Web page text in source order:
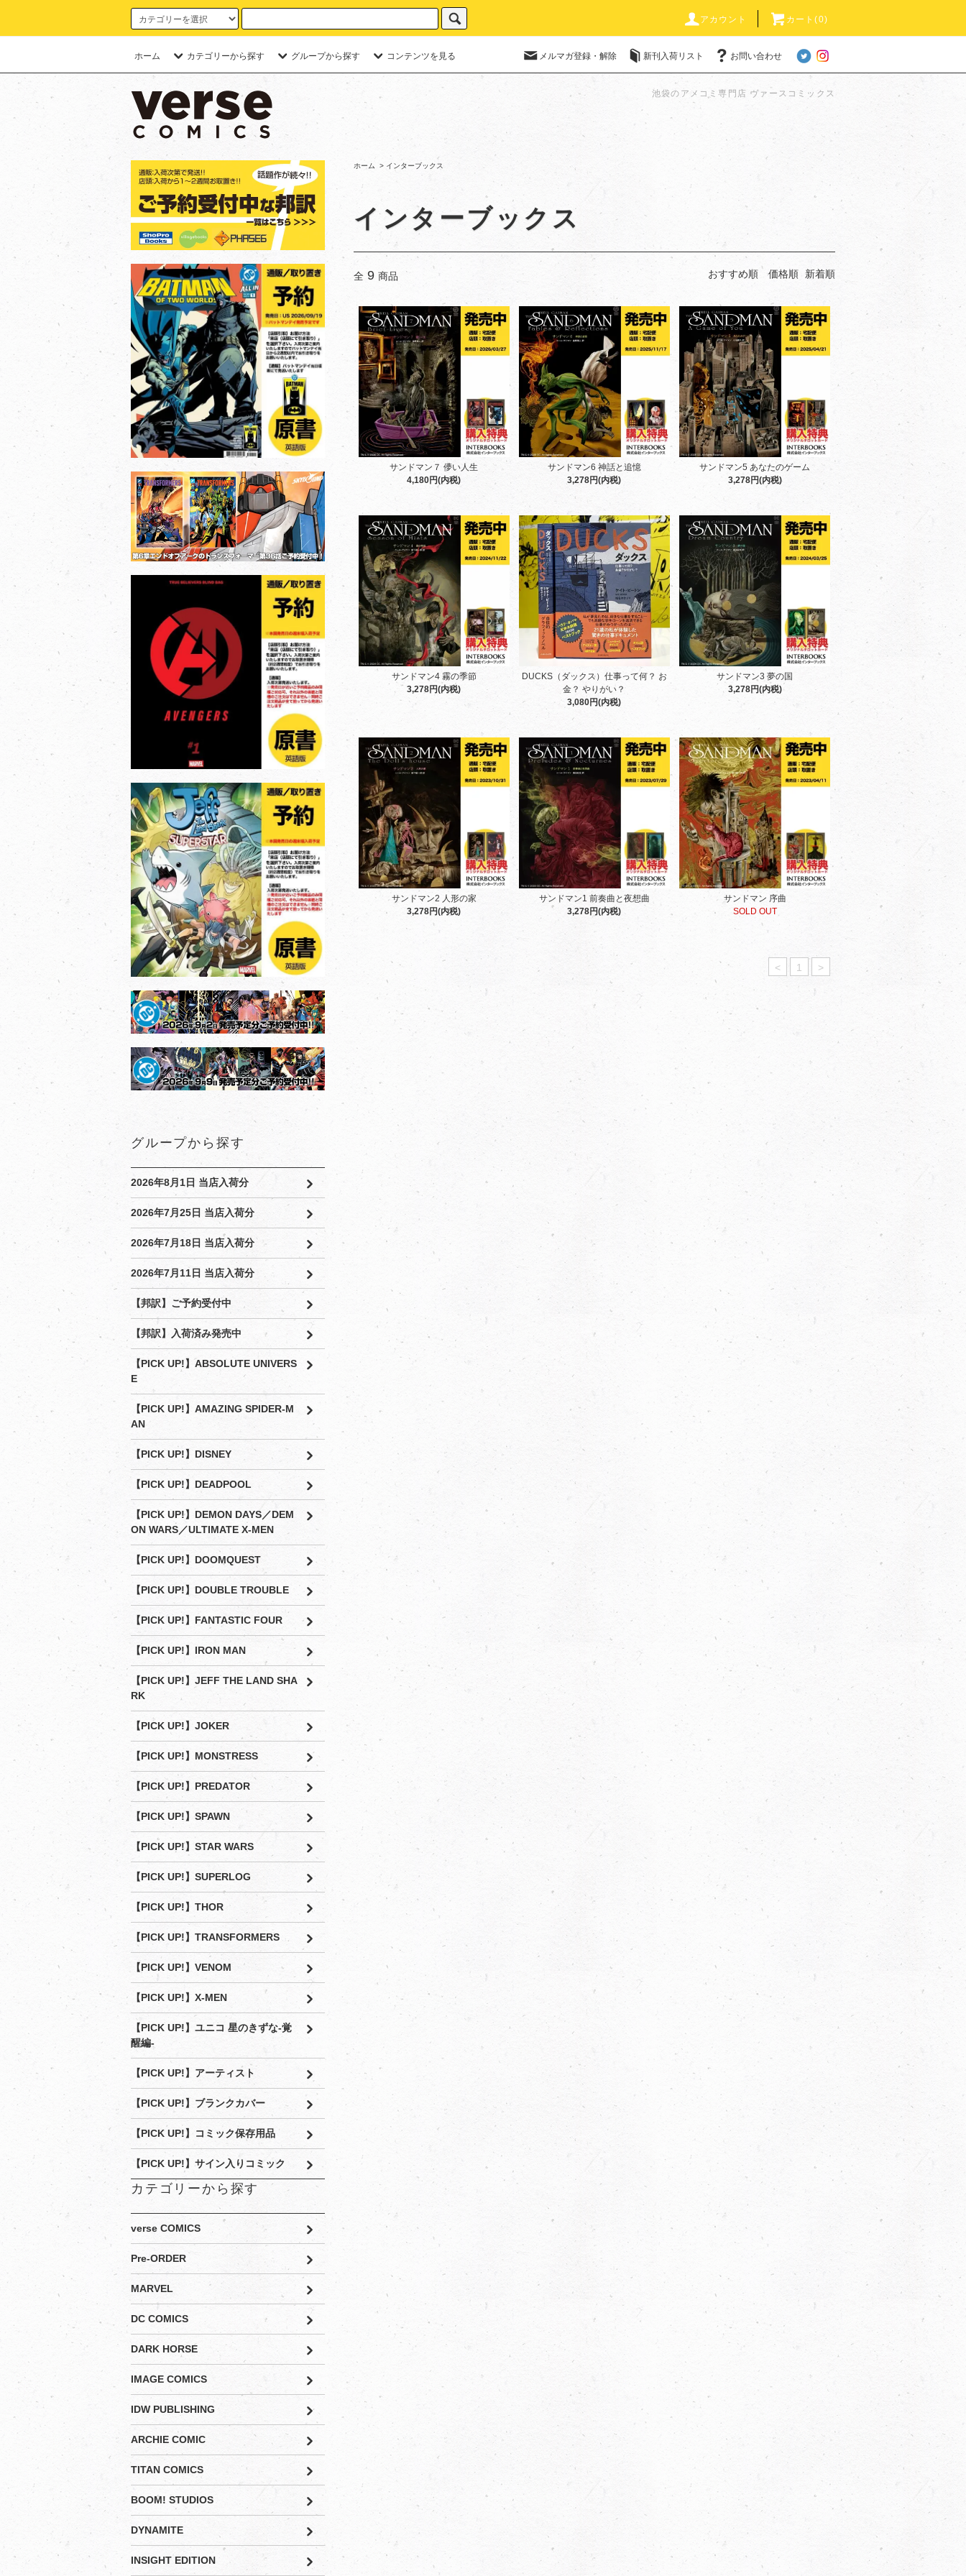
アカウント カート(0)
ホーム カテゴリーから探す グループから探す コンテンツを見る メルマガ登録・解除 新刊入荷リスト お問い合わせ
池袋のアメコミ専門店 ヴァースコミックス
ホーム > インターブックス
インターブックス
全 9 商品 おすすめ順 価格順 新着順
サンドマン７ 儚い人生
4,180円(内税)
サンドマン6 神話と追憶
3,278円(内税)
サンドマン5 あなたのゲーム
3,278円(内税)
サンドマン4 霧の季節
3,278円(内税)
DUCKS（ダックス）仕事って何？ お
金？ やりがい？
3,080円(内税)
サンドマン3 夢の国
3,278円(内税)
サンドマン2 人形の家
3,278円(内税)
サンドマン1 前奏曲と夜想曲
3,278円(内税)
サンドマン 序曲
SOLD OUT
< 1 >
グループから探す
2026年8月1日 当店入荷分
2026年7月25日 当店入荷分
2026年7月18日 当店入荷分
2026年7月11日 当店入荷分
【邦訳】ご予約受付中
【邦訳】入荷済み発売中
【PICK UP!】ABSOLUTE UNIVERS
E
【PICK UP!】AMAZING SPIDER-M
AN
【PICK UP!】DISNEY
【PICK UP!】DEADPOOL
【PICK UP!】DEMON DAYS／DEM
ON WARS／ULTIMATE X-MEN
【PICK UP!】DOOMQUEST
【PICK UP!】DOUBLE TROUBLE
【PICK UP!】FANTASTIC FOUR
【PICK UP!】IRON MAN
【PICK UP!】JEFF THE LAND SHA
RK
【PICK UP!】JOKER
【PICK UP!】MONSTRESS
【PICK UP!】PREDATOR
【PICK UP!】SPAWN
【PICK UP!】STAR WARS
【PICK UP!】SUPERLOG
【PICK UP!】THOR
【PICK UP!】TRANSFORMERS
【PICK UP!】VENOM
【PICK UP!】X-MEN
【PICK UP!】ユニコ 星のきずな-覚
醒編-
【PICK UP!】アーティスト
【PICK UP!】ブランクカバー
【PICK UP!】コミック保存用品
【PICK UP!】サイン入りコミック
カテゴリーから探す
verse COMICS
Pre-ORDER
MARVEL
DC COMICS
DARK HORSE
IMAGE COMICS
IDW PUBLISHING
ARCHIE COMIC
TITAN COMICS
BOOM! STUDIOS
DYNAMITE
INSIGHT EDITION